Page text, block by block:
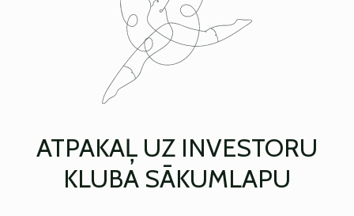
ATPAKAĻ UZ INVESTORU
KLUBA SĀKUMLAPU